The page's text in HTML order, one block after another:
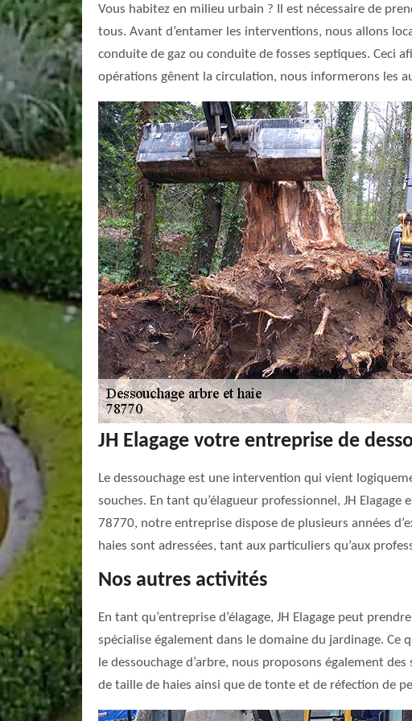
Vous habitez en milieu urbain ? Il est nécessaire de
tous. Avant d’entamer les interventions, nous allons
conduite de gaz ou conduite de fosses septiques. Ceci
opérations gênent la circulation, nous informerons les
JH Elagage votre entreprise de
Le dessouchage est une intervention qui vient
souches. En tant qu’élagueur professionnel, JH
78770, notre entreprise dispose de plusieurs années
haies sont adressées, tant aux particuliers qu’aux
Nos autres activités
En tant qu’entreprise d’élagage, JH Elagage peut
spécialise également dans le domaine du jardinage.
le dessouchage d’arbre, nous proposons également
de taille de haies ainsi que de tonte et de réfection de